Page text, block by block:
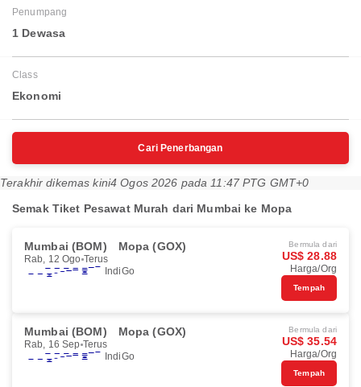
Penumpang
1 Dewasa
Class
Ekonomi
Cari Penerbangan
Terakhir dikemas kini4 Ogos 2026 pada 11:47 PTG GMT+0
Semak Tiket Pesawat Murah dari Mumbai ke Mopa
Mumbai (BOM) Mopa (GOX)
Rab, 12 Ogo Terus
IndiGo
Bermula dari
US$ 28.88
Harga/Org
Tempah
Mumbai (BOM) Mopa (GOX)
Rab, 16 Sep Terus
IndiGo
Bermula dari
US$ 35.54
Harga/Org
Tempah